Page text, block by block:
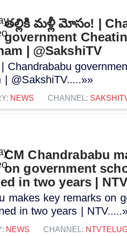
తల్లికి మళ్లీ మోసం! |
government
| @SakshiTV
| @SakshiTV.....»»
NEWS CHANNEL:
CM Chandrababu
on government
in two years |
makes key remarks on
in two years |
NEWS CHANNEL: